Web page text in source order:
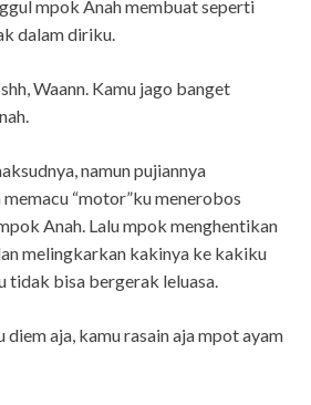
mpok Anah membuat seperti
dalam diriku.
Waann. Kamu jago banget
namun pujiannya
“motor”ku menerobos
Anah. Lalu mpok menghentikan
melingkarkan kakinya ke kakiku
tidak bisa bergerak leluasa.
diem aja, kamu rasain aja mpot ayam